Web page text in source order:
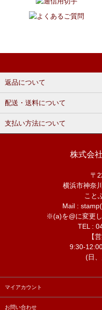
返品について
配送・送料について
支払い方法について
株式会
〒
横浜市神奈
こと
Mail :
※(a)を@に変更し
TEL :
【
9:30-
(日
マイアカウント
お問い合わせ